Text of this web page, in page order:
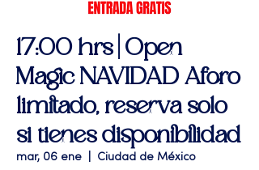
17:00 hrs | Open
Magic NAVIDAD Aforo
limitado, reserva solo
si tienes disponibilidad
mar, 06 ene Ciudad de México